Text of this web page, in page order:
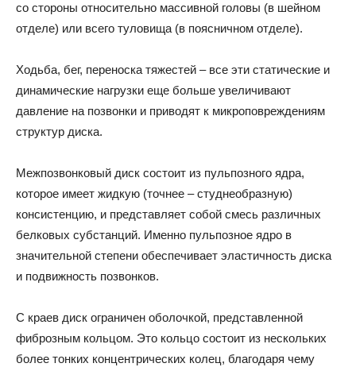
со стороны относительно массивной головы (в шейном
отделе) или всего туловища (в поясничном отделе).
Ходьба, бег, переноска тяжестей – все эти статические и
динамические нагрузки еще больше увеличивают
давление на позвонки и приводят к микроповреждениям
структур диска.
Межпозвонковый диск состоит из пульпозного ядра,
которое имеет жидкую (точнее – студнеобразную)
консистенцию, и представляет собой смесь различных
белковых субстанций. Именно пульпозное ядро в
значительной степени обеспечивает эластичность диска
и подвижность позвонков.
С краев диск ограничен оболочкой, представленной
фиброзным кольцом. Это кольцо состоит из нескольких
более тонких концентрических колец, благодаря чему